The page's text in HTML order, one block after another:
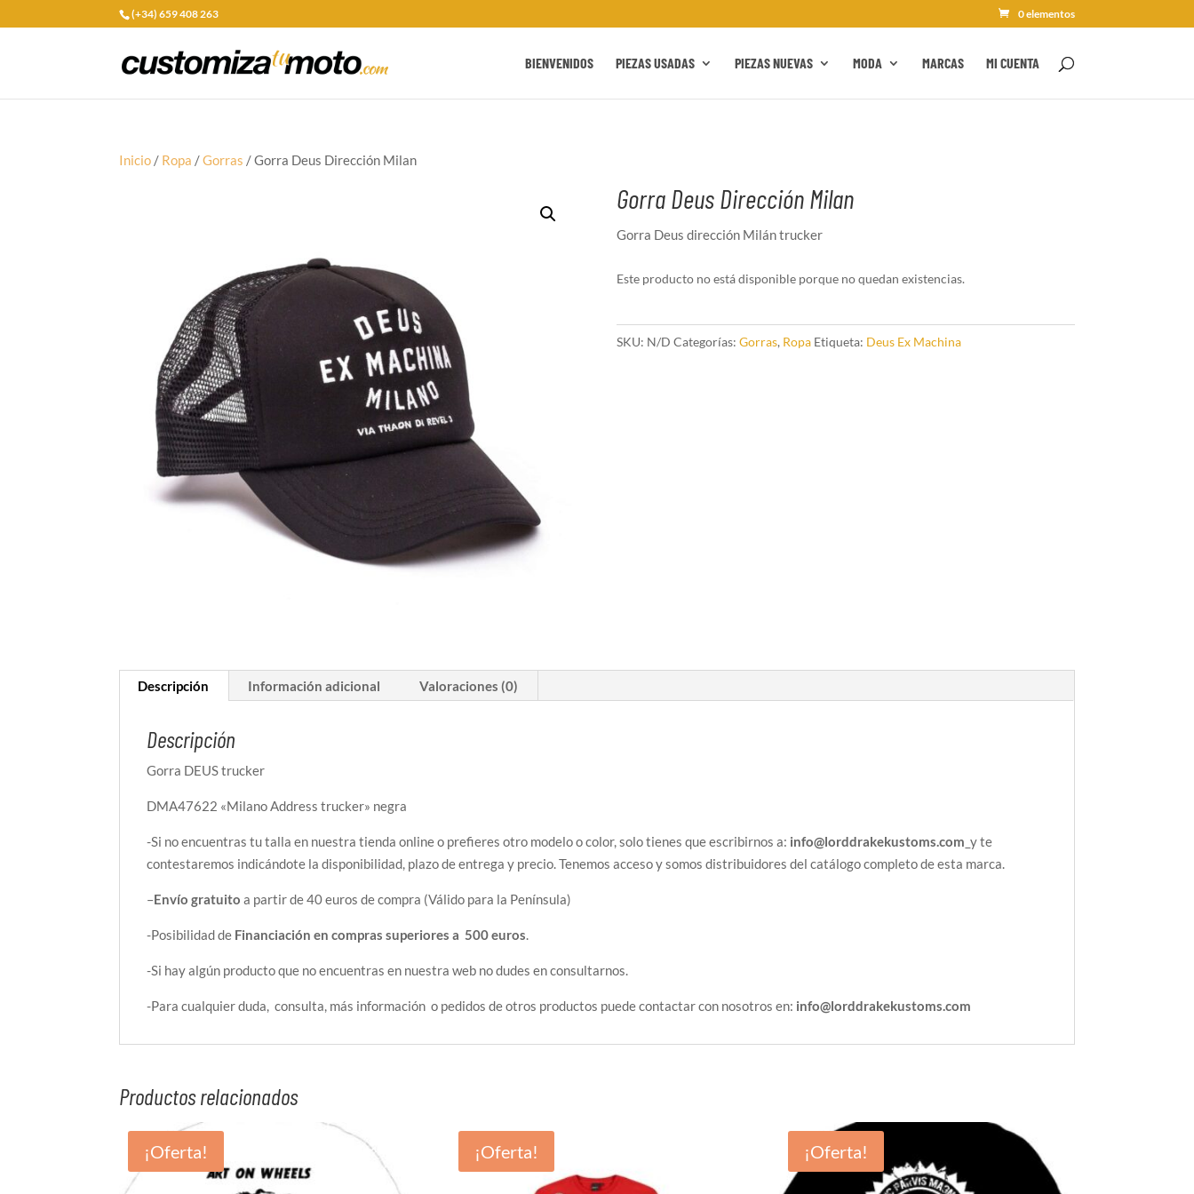
(+34) 659 408 263 0 elementos
BIENVENIDOS PIEZAS USADAS PIEZAS NUEVAS MODA MARCAS MI CUENTA
Inicio / Ropa /Gorras / Gorra Deus Dirección Milan
Gorra Deus Dirección Milan
Gorra Deus dirección Milán trucker
Este producto no está disponible porque no quedan existencias.
SKU: N/D Categorías: Gorras, Ropa Etiqueta: Deus Ex Machina
Descripción Información adicional Valoraciones (0)
Descripción
Gorra DEUS trucker
DMA47622 «Milano Address trucker» negra
-Si no encuentras tu talla en nuestra tienda online o prefieres otro modelo o color, solo tienes que escribirnos a: info@lorddrakekustoms.com y te
contestaremos indicándote la disponibilidad, plazo de entrega y precio. Tenemos acceso y somos distribuidores del catálogo completo de esta marca.
–Envío gratuito a partir de 40 euros de compra (Válido para la Península)
-Posibilidad de Financiación en compras superiores a 500 euros.
-Si hay algún producto que no encuentras en nuestra web no dudes en consultarnos.
-Para cualquier duda, consulta, más información o pedidos de otros productos puede contactar con nosotros en: info@lorddrakekustoms.com
Productos relacionados
¡Oferta! ¡Oferta! ¡Oferta!